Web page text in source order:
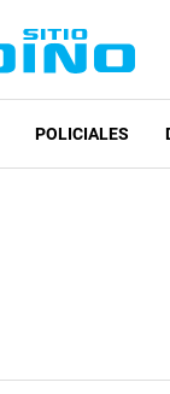
POLICIALES